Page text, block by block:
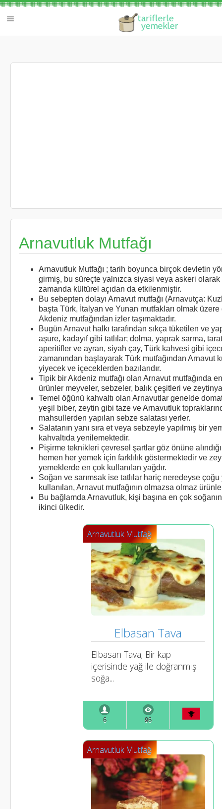
Arnavutluk Mutfağı
Arnavutluk Mutfağı ; tarih boyunca birçok devletin
girmiş, bu süreçte yalnızca siyasi veya askeri olarak
zamanda kültürel açıdan da etkilenmiştir.
Bu sebepten dolayı Arnavut mutfağı (Arnavutça:
başta Türk, İtalyan ve Yunan mutfakları olmak üzere
Akdeniz mutfağından izler taşımaktadır.
Bugün Arnavut halkı tarafından sıkça tüketilen ve
aşure, kadayıf gibi tatlılar; dolma, yaprak sarma,
aperitifler ve ayran, siyah çay, Türk kahvesi gibi
zamanından başlayarak Türk mutfağından Arnavut
yiyecek ve içeceklerden bazılarıdır.
Tipik bir Akdeniz mutfağı olan Arnavut mutfağında
ürünler meyveler, sebzeler, balık çeşitleri ve
Temel öğünü kahvaltı olan Arnavutlar genelde
yeşil biber, zeytin gibi taze ve Arnavutluk
mahsullerden yapılan sebze salatası yerler.
Salatanın yanı sıra et veya sebzeyle yapılmış bir
kahvaltıda yenilemektedir.
Pişirme teknikleri çevresel şartlar göz önüne
hemen her yemek için farklılık göstermektedir ve
yemeklerde en çok kullanılan yağdır.
Soğan ve sarımsak ise tatlılar hariç neredeyse çoğu
kullanılan, Arnavut mutfağının olmazsa olmaz
Bu bağlamda Arnavutluk, kişi başına en çok
ikinci ülkedir.
Elbasan Tava
Elbasan Tava; Bir kap
içerisinde yağ ile doğranmış
soğa...
Arnavutluk Mutfağı
6 96
Arnavutluk Mutfağı